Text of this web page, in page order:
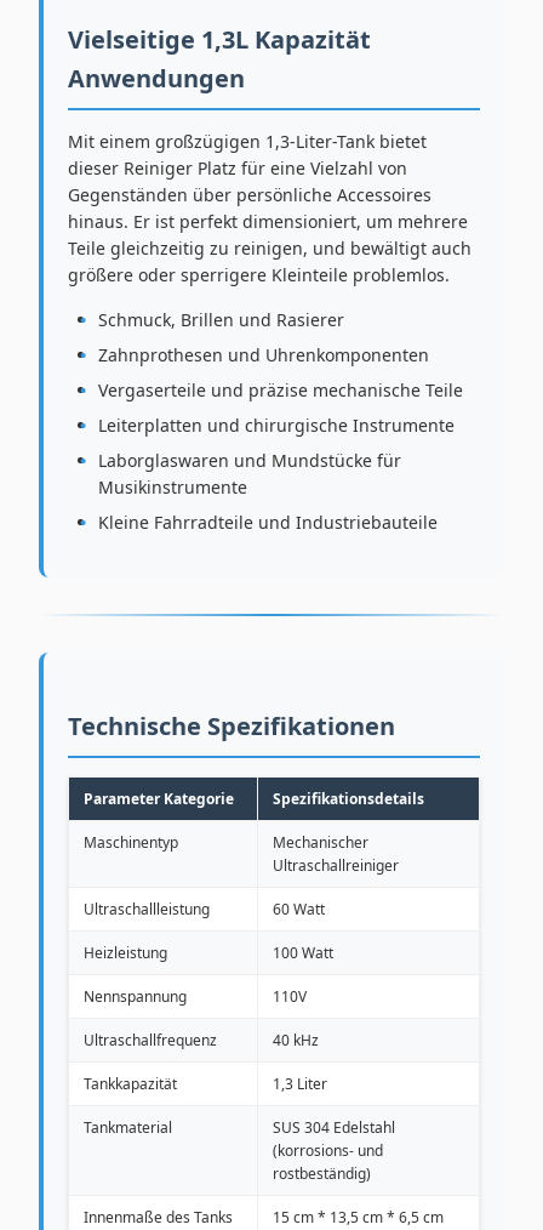
Vielseitige 1,3L Kapazität
Anwendungen
Mit einem großzügigen 1,3-Liter-Tank bietet
dieser Reiniger Platz für eine Vielzahl von
Gegenständen über persönliche Accessoires
hinaus. Er ist perfekt dimensioniert, um mehrere
Teile gleichzeitig zu reinigen, und bewältigt auch
größere oder sperrigere Kleinteile problemlos.
Schmuck, Brillen und Rasierer
Zahnprothesen und Uhrenkomponenten
Vergaserteile und präzise mechanische Teile
Leiterplatten und chirurgische Instrumente
Laborglaswaren und Mundstücke für
Musikinstrumente
Kleine Fahrradteile und Industriebauteile
Technische Spezifikationen
Parameter Kategorie Spezifikationsdetails
Maschinentyp
Mechanischer
Ultraschallreiniger
Ultraschallleistung 60 Watt
Heizleistung 100 Watt
Nennspannung 110V
Ultraschallfrequenz 40 kHz
Tankkapazität 1,3 Liter
Tankmaterial
SUS 304 Edelstahl
(korrosions- und
rostbeständig)
Innenmaße des Tanks
15 cm * 13,5 cm * 6,5 cm